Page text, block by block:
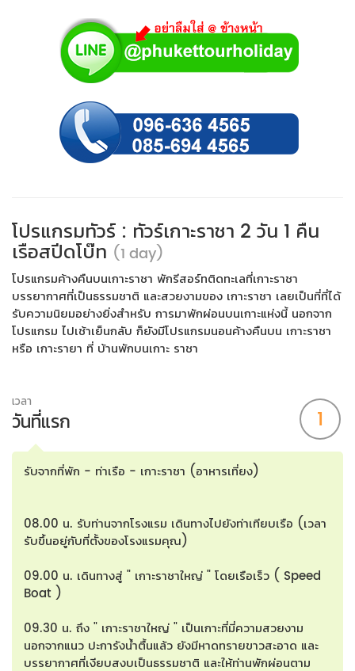
โปรแกรมทัวร์ : ทัวร์เกาะราชา 2 วัน 1 คืน
เรือสปีดโบ๊ท (1 day)
โปรแกรมค้างคืนบนเกาะราชา พักรีสอร์ทติดทะเลที่เกาะราชา
บรรยากาศที่เป็นธรรมชาติ และสวยงามของ เกาะราชา เลยเป็นที่ที่ได้
รับความนิยมอย่างยิ่งสำหรับ การมาพักผ่อนบนเกาะแห่งนี้ นอกจาก
โปรแกรม ไปเช้าเย็นกลับ ก็ยังมีโปรแกรมนอนค้างคืนบน เกาะราชา
หรือ เกาะรายา ที่ บ้านพักบนเกาะ ราชา
เวลา
วันที่แรก 1
รับจากที่พัก - ท่าเรือ - เกาะราชา (อาหารเที่ยง)
08.00 น. รับท่านจากโรงแรม เดินทางไปยังท่าเทียบเรือ (เวลา
รับขึ้นอยู่กับที่ตั้งของโรงแรมคุณ)
09.00 น. เดินทางสู่ " เกาะราชาใหญ่ " โดยเรือเร็ว ( Speed
Boat )
09.30 น. ถึง " เกาะราชาใหญ่ " เป็นเกาะที่มี่ความสวยงาม
นอกจากแนว ปะการังน้ำตื้นแล้ว ยังมีหาดทรายขาวสะอาด และ
บรรยากาศที่เงียบสงบเป็นธรรมชาติ และให้ท่านพักผ่อนตาม